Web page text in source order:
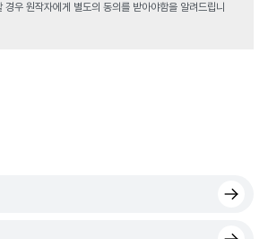
경우 원작자에게 별도의 동의를 받아야함을 알려드립니